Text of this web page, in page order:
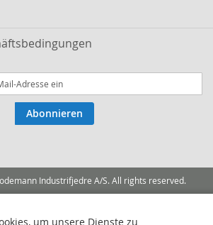
Abonnieren
Industrifjedre A/S. All rights reserved.
um unsere Dienste zu